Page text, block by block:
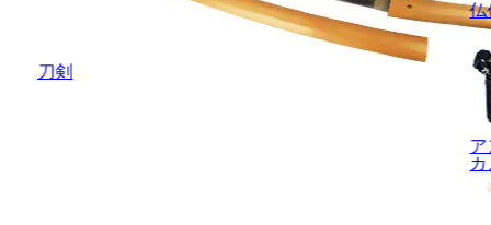
刀剣
仏
ア